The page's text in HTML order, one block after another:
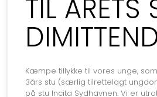
TIL ÅRETS
Kæmpe tillykke til vores unge,
3års stu (særlig tilrettelagt
på stu Incita Sydhavnen. Vi er